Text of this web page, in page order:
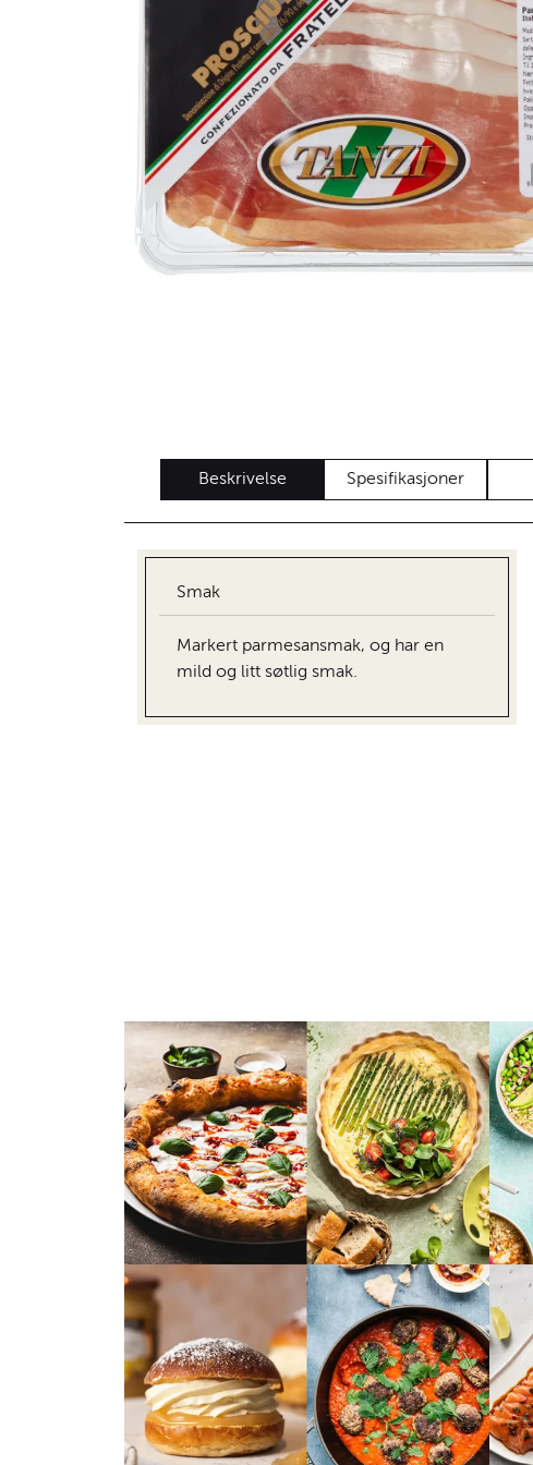
Beskrivelse Spesifikasjoner
Smak
Markert parmesansmak, og har en
mild og litt søtlig smak.